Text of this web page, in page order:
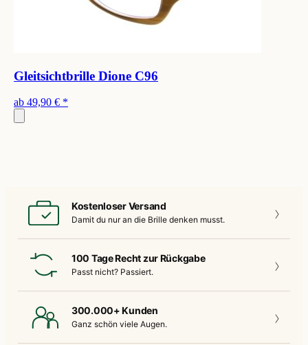
Gleitsichtbrille Dione C96
ab 49,90 € *
Kostenloser Versand
Damit du nur an die Brille denken musst.
100 Tage Recht zur Rückgabe
Passt nicht? Passiert.
300.000+ Kunden
Ganz schön viele Augen.